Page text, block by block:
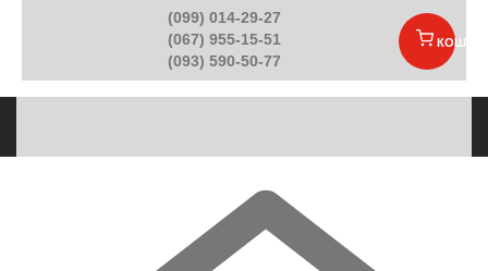
(099) 014-29-27
(067) 955-15-51
(093) 590-50-77
КОШИК